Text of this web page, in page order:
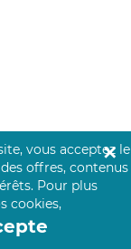
vous acceptez le
offres, contenus
Pour plus
cookies,
✕